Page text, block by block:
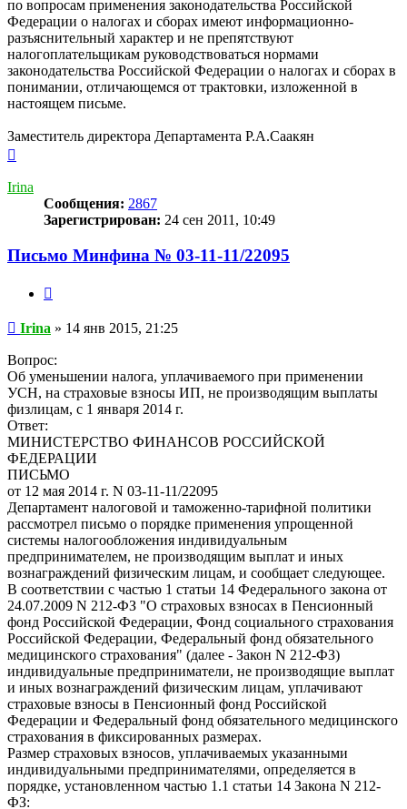
по вопросам применения законодательства Российской
Федерации о налогах и сборах имеют информационно-
разъяснительный характер и не препятствуют
налогоплательщикам руководствоваться нормами
законодательства Российской Федерации о налогах и сборах в
понимании, отличающемся от трактовки, изложенной в
настоящем письме.
Заместитель директора Департамента Р.А.Саакян
началу
Irina
Сообщения: 2867
Зарегистрирован: 24 сен 2011, 10:49
Письмо Минфина № 03-11-11/22095
Сообщение
Irina » 14 янв 2015, 21:25
Вопрос:
Об уменьшении налога, уплачиваемого при применении
УСН, на страховые взносы ИП, не производящим выплаты
физлицам, с 1 января 2014 г.
Ответ:
МИНИСТЕРСТВО ФИНАНСОВ РОССИЙСКОЙ
ФЕДЕРАЦИИ
ПИСЬМО
от 12 мая 2014 г. N 03-11-11/22095
Департамент налоговой и таможенно-тарифной политики
рассмотрел письмо о порядке применения упрощенной
системы налогообложения индивидуальным
предпринимателем, не производящим выплат и иных
вознаграждений физическим лицам, и сообщает следующее.
В соответствии с частью 1 статьи 14 Федерального закона от
24.07.2009 N 212-ФЗ "О страховых взносах в Пенсионный
фонд Российской Федерации, Фонд социального страхования
Российской Федерации, Федеральный фонд обязательного
медицинского страхования" (далее - Закон N 212-ФЗ)
индивидуальные предприниматели, не производящие выплат
и иных вознаграждений физическим лицам, уплачивают
страховые взносы в Пенсионный фонд Российской
Федерации и Федеральный фонд обязательного медицинского
страхования в фиксированных размерах.
Размер страховых взносов, уплачиваемых указанными
индивидуальными предпринимателями, определяется в
порядке, установленном частью 1.1 статьи 14 Закона N 212-
ФЗ: